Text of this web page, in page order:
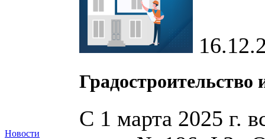
Новости
Градостроительство
С 1 марта 2025 г.